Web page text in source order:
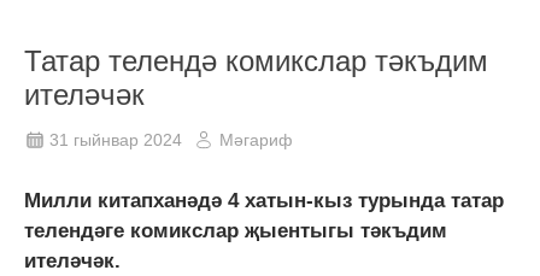
Татар телендә комикслар тәкъдим
ителәчәк
31 гыйнвар 2024 Мәгариф
Милли китапханәдә 4 хатын-кыз турында татар
телендәге комикслар җыентыгы тәкъдим
ителәчәк.